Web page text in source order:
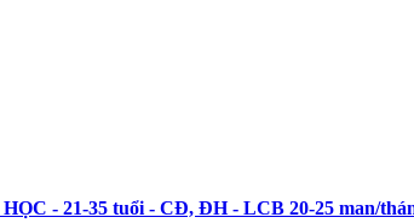
- 21-35 tuổi - CĐ, ĐH - LCB 20-25 man/